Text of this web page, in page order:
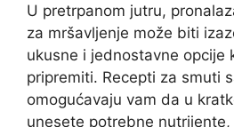
U pretrpanom jutru,
za mršavljenje može biti
ukusne i jednostavne opcije
pripremiti. Recepti za smuti
omogućavaju vam da u
unesete potrebne